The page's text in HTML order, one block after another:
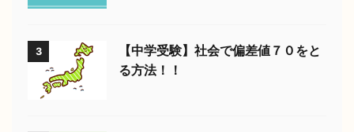
3
【中学受験】社会で偏差値７０をと
る方法！！